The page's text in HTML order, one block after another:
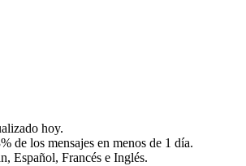
hoy.
de los mensajes en menos de 1 día.
Español, Francés e Inglés.